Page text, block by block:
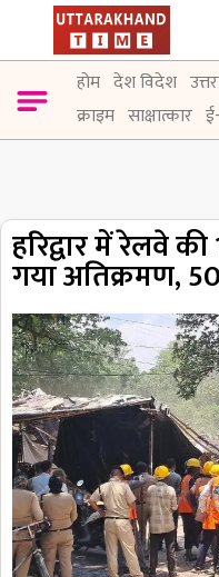
होम देश विदेश
क्राइम साक्षात्कार
हरिद्वार में रेलवे
गया अतिक्रमण,